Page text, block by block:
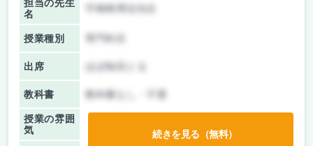
担当の先生
名
宇根崎博信先生
授業種別
出席 ほぼ毎回とる
教科書 教科書なし・不要
授業の雰囲
気
続きを見る（無料）